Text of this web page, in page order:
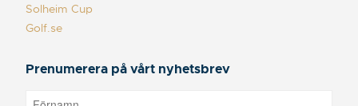
Solheim Cup
Golf.se
Prenumerera på vårt nyhetsbrev